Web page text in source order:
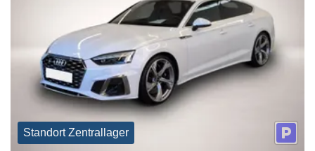
Standort Zentrallager